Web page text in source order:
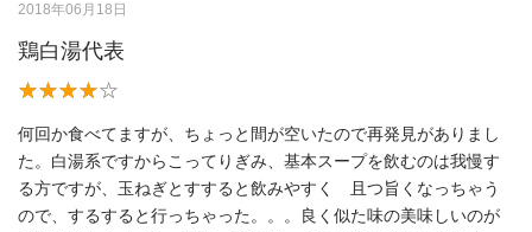
2018年06月18日
鶏白湯代表
何回か食べてますが、ちょっと間が空いたので再発見がありまし
た。白湯系ですからこってりぎみ、基本スープを飲むのは我慢す
る方ですが、玉ねぎとすすると飲みやすく 且つ旨くなっちゃう
ので、するすると行っちゃった。。。良く似た味の美味しいのが